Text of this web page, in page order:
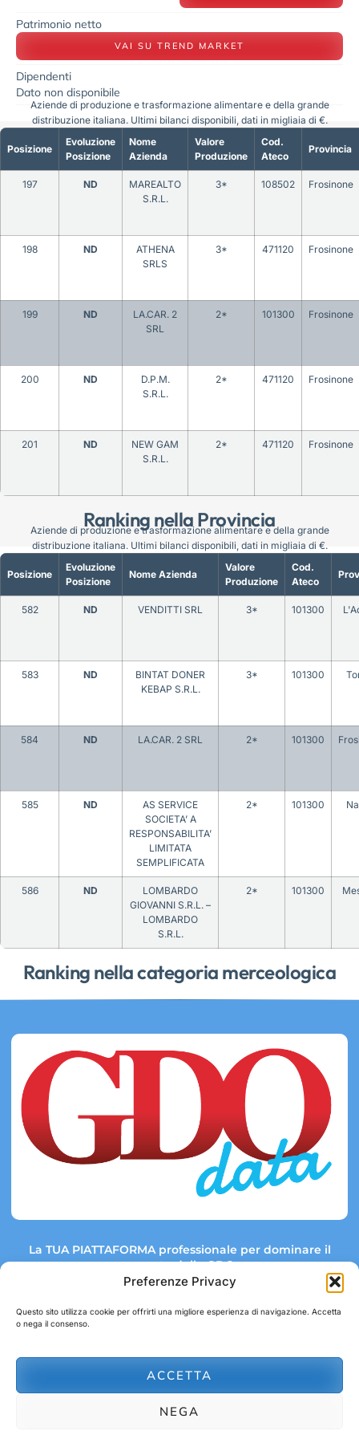
Preferenze Privacy
Questo sito utilizza cookie per offrirti una migliore esperienza di navigazione. Accetta
o nega il consenso.
ACCETTA
NEGA
Patrimonio netto
VAI SU TREND MARKET
Dipendenti
Dato non disponibile
Ranking nella Provincia
Posizione
Evoluzione
Posizione
Nome
Azienda
Valore
Produzione
Cod.
Ateco
Provincia
197 ND
MAREALTO
S.R.L.
3* 108502 Frosinone
198 ND
ATHENA
SRLS
3* 471120 Frosinone
199 ND
LA.CAR. 2
SRL
2* 101300 Frosinone
200 ND
D.P.M.
S.R.L.
2* 471120 Frosinone
201 ND
NEW GAM
S.R.L.
2* 471120 Frosinone
Aziende di produzione e trasformazione alimentare e della grande
distribuzione italiana. Ultimi bilanci disponibili, dati in migliaia di €.
Ranking nella categoria merceologica
Posizione
Evoluzione
Posizione
Nome Azienda
Valore
Produzione
Cod.
Ateco
582 ND VENDITTI SRL 3* 101300
583 ND
BINTAT DONER
KEBAP S.R.L.
3* 101300
584 ND LA.CAR. 2 SRL 2* 101300
585 ND
AS SERVICE
SOCIETA’ A
RESPONSABILITA’
LIMITATA
SEMPLIFICATA
2* 101300
586 ND
LOMBARDO
GIOVANNI S.R.L. –
LOMBARDO
S.R.L.
2* 101300
Aziende di produzione e trasformazione alimentare e della grande
distribuzione italiana. Ultimi bilanci disponibili, dati in migliaia di €.
La TUA PIATTAFORMA professionale per dominare il
mercato della GDO.
Link rapidi:
abbonamenti@gdodata.it